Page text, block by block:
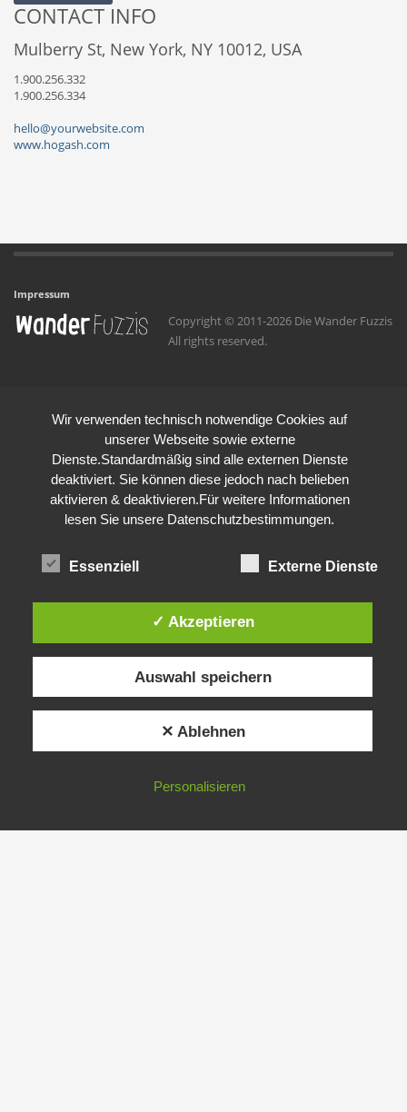
CONTACT INFO
Mulberry St, New York, NY 10012, USA
1.900.256.332
1.900.256.334
hello@yourwebsite.com
www.hogash.com
Impressum
Copyright © 2011-2026 Die Wander Fuzzis
All rights reserved.
Wir verwenden technisch notwendige Cookies auf
unserer Webseite sowie externe
Dienste.Standardmäßig sind alle externen Dienste
deaktiviert. Sie können diese jedoch nach belieben
aktivieren & deaktivieren.Für weitere Informationen
lesen Sie unsere Datenschutzbestimmungen.
Essenziell Externe Dienste
✓ Akzeptieren
Auswahl speichern
✕ Ablehnen
Personalisieren